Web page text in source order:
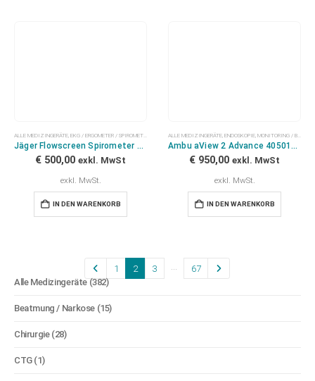
ALLE MEDIZINGERÄTE EKG / ERGOMETER / SPIROMETER
Jäger Flowscreen Spirometer Lufu
€ 500,00 exkl. MwSt
exkl. MwSt.
IN DEN WARENKORB
ALLE MEDIZINGERÄTE ENDOSKOPIE MONITORING / BLUTDRUCK
Ambu aView 2 Advance 405011000 mit Halterung und Netzteil
€ 950,00 exkl. MwSt
exkl. MwSt.
IN DEN WARENKORB
1 2 3
67
Alle Medizingeräte(382)
Beatmung / Narkose (15)
Chirurgie (28)
CTG (1)